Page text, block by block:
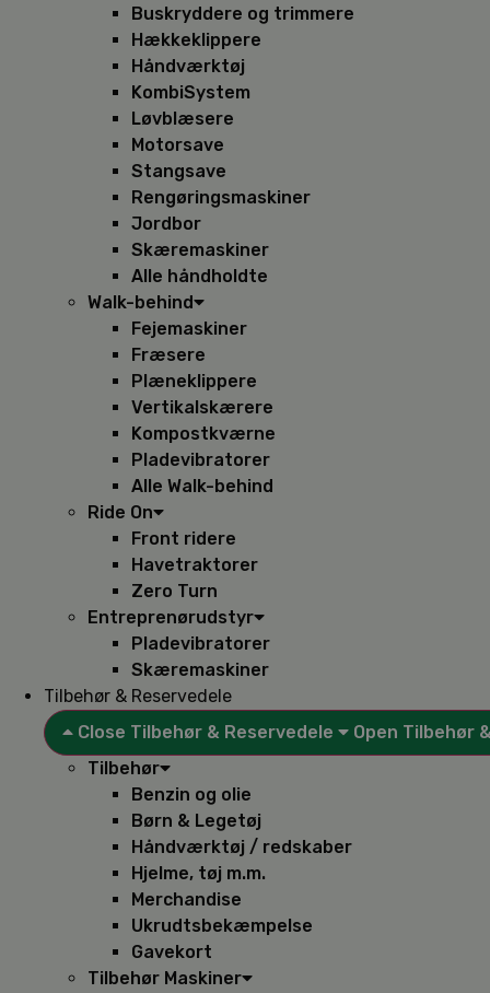
Buskryddere og trimmere
Hækkeklippere
Håndværktøj
KombiSystem
Løvblæsere
Motorsave
Stangsave
Rengøringsmaskiner
Jordbor
Skæremaskiner
Alle håndholdte
Walk-behind
Fejemaskiner
Fræsere
Plæneklippere
Vertikalskærere
Kompostkværne
Pladevibratorer
Alle Walk-behind
Ride On
Front ridere
Havetraktorer
Zero Turn
Entreprenørudstyr
Pladevibratorer
Skæremaskiner
Tilbehør & Reservedele
Close Tilbehør & Reservedele
Open Tilbehør
Tilbehør
Benzin og olie
Børn & Legetøj
Håndværktøj / redskaber
Hjelme, tøj m.m.
Merchandise
Ukrudtsbekæmpelse
Gavekort
Tilbehør Maskiner